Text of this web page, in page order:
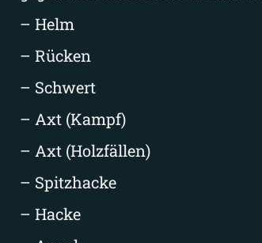
– Helm
– Rücken
– Schwert
– Axt (Kampf)
– Axt (Holzfällen)
– Spitzhacke
– Hacke